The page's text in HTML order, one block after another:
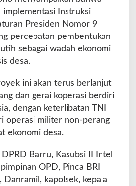
implementasi Instruksi
Presiden Nomor 9
percepatan pembentukan
sebagai wadah ekonomi
desa.
ini akan terus berlanjut
dan gerai koperasi berdiri
dengan keterlibatan TNI
operasi militer non-perang
ekonomi desa.
Barru, Kasubsi II Intel
OPD, Pinca BRI
Danramil, kapolsek, kepala